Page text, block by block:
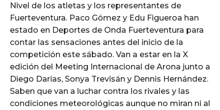
Nivel de los atletas y los representantes de
Fuerteventura. Paco Gómez y Edu Figueroa han
estado en Deportes de Onda Fuerteventura para
contar las sensaciones antes del inicio de la
competición este sábado. Van a estar en la X
edición del Meeting Internacional de Arona junto a
Diego Darias, Sonya Trevisán y Dennis Hernández.
Saben que van a luchar contra los rivales y las
condiciones meteorológicas aunque no miran ni al